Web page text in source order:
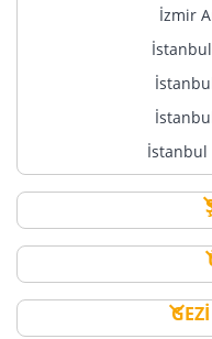
İzmir
İstanbul
İstanbul